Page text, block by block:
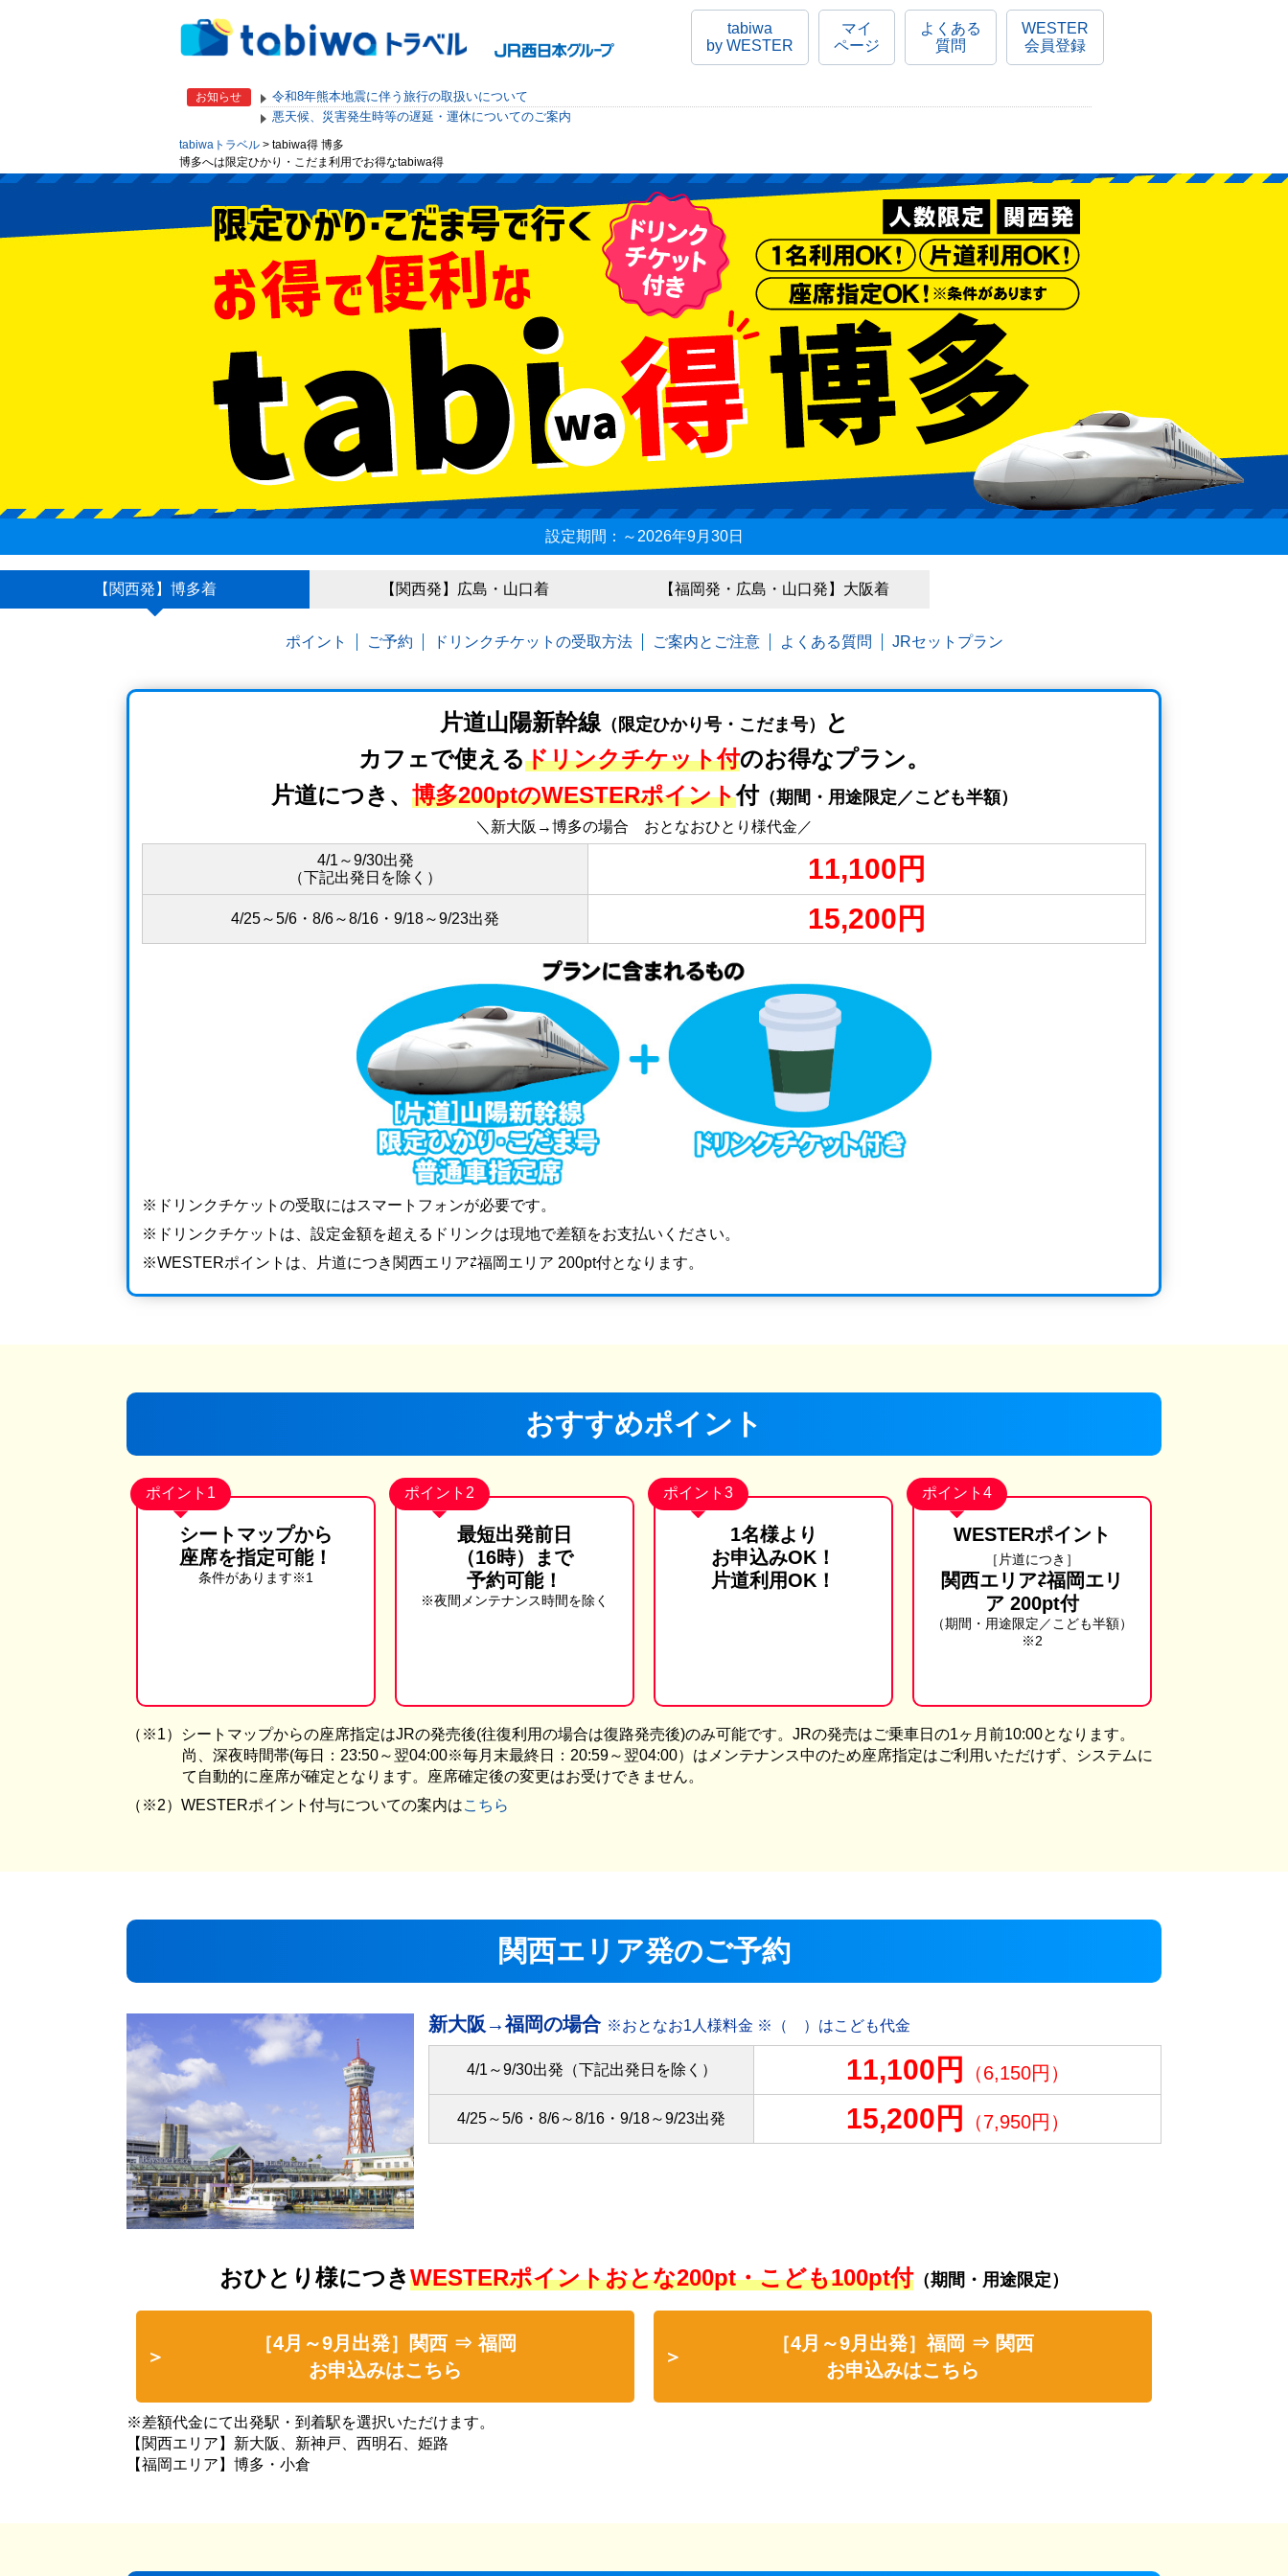
tabiwa
by WESTER
マイ
ページ
よくある
質問
WESTER
会員登録
お知らせ
令和8年熊本地震に伴う旅行の取扱いについて
悪天候、災害発生時等の遅延・運休についてのご案内
tabiwaトラベル > tabiwa得 博多
博多へは限定ひかり・こだま利用でお得なtabiwa得
設定期間：～2026年9月30日
【関西発】博多着 【関西発】広島・山口着 【福岡発・広島・山口発】大阪着
ポイント ご予約 ドリンクチケットの受取方法 ご案内とご注意 よくある質問 JRセットプラン
片道山陽新幹線（限定ひかり号・こだま号）
と
カフェで使えるドリンクチケット付のお得なプラン。
片道につき、 博多200ptのWESTERポイント付（期間・用途限定／こども半額）
＼新大阪→博多の場合 おとなおひとり様代金／
4/1～9/30出発
（下記出発日を除く）
11,100円
4/25～5/6・8/6～8/16・9/18～9/23出発 15,200円
ドリンクチケットの受取にはスマートフォンが必要です。
ドリンクチケットは、設定金額を超えるドリンクは現地で差額をお支払いください。
WESTERポイントは、片道につき関西エリア⇄福岡エリア 200pt付となります。
おすすめポイント
ポイント1
シートマップから
座席を指定可能！
条件があります※1
ポイント2
最短出発前日
（16時）まで
予約可能！
※夜間メンテナンス時間を除く
ポイント3
1名様より
お申込みOK！
片道利用OK！
ポイント4
WESTERポイント
［片道につき］
関西エリア⇄福岡エリ
ア 200pt付
（期間・用途限定／こども半額）
※2
シートマップからの座席指定はJRの発売後(往復利用の場合は復路発売後)のみ可能です。JRの発売はご乗車日の1ヶ月前10:00となります。
尚、深夜時間帯(毎日：23:50～翌04:00※毎月末最終日：20:59～翌04:00）はメンテナンス中のため座席指定はご利用いただけず、システムに
て自動的に座席が確定となります。座席確定後の変更はお受けできません。
WESTERポイント付与についての案内はこちら
関西エリア発のご予約
新大阪→福岡の場合 ※おとなお1人様料金 ※（ ）はこども代金
4/1～9/30出発 （下記出発日を除く） 11,100円 （6,150円）
4/25～5/6・8/6～8/16・9/18～9/23出発 15,200円 （7,950円）
おひとり様につきWESTERポイントおとな200pt・こども100pt付（期間・用途限定）
［4月～9月出発］関西 ⇒ 福岡
お申込みはこちら
［4月～9月出発］福岡 ⇒ 関西
お申込みはこちら
※差額代金にて出発駅・到着駅を選択いただけます。
【関西エリア】新大阪、新神戸、西明石、姫路
【福岡エリア】博多・小倉